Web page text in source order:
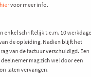
hiervoor meer info.
enkel schriftelijk t.e.m. 10
de opleiding. Nadien blijft het
van de factuur verschuldigd. Een
mag zich wel door een
laten vervangen.